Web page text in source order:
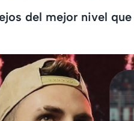
del mejor nivel